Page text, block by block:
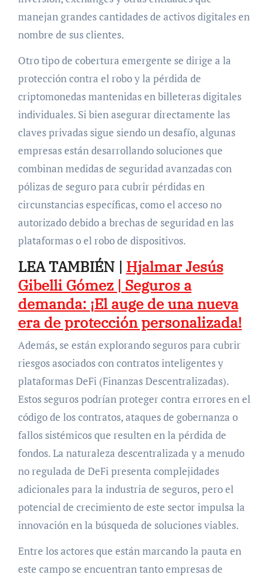
manejan grandes cantidades de activos digitales en
nombre de sus clientes.
Otro tipo de cobertura emergente se dirige a la
protección contra el robo y la pérdida de
criptomonedas mantenidas en billeteras digitales
individuales. Si bien asegurar directamente las
claves privadas sigue siendo un desafío, algunas
empresas están desarrollando soluciones que
combinan medidas de seguridad avanzadas con
pólizas de seguro para cubrir pérdidas en
circunstancias específicas, como el acceso no
autorizado debido a brechas de seguridad en las
plataformas o el robo de dispositivos.
LEA TAMBIÉN | Hjalmar Jesús
Gibelli Gómez | Seguros a
demanda: ¡El auge de una nueva
era de protección personalizada!
Además, se están explorando seguros para cubrir
riesgos asociados con contratos inteligentes y
plataformas DeFi (Finanzas Descentralizadas).
Estos seguros podrían proteger contra errores en el
código de los contratos, ataques de gobernanza o
fallos sistémicos que resulten en la pérdida de
fondos. La naturaleza descentralizada y a menudo
no regulada de DeFi presenta complejidades
adicionales para la industria de seguros, pero el
potencial de crecimiento de este sector impulsa la
innovación en la búsqueda de soluciones viables.
Entre los actores que están marcando la pauta en
este campo se encuentran tanto empresas de